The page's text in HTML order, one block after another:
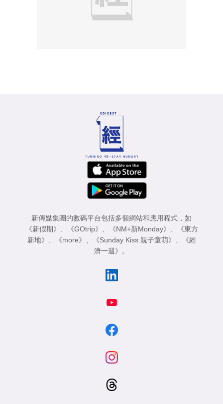
新傳媒集團的數碼平台包括多個網站和應用程式，如
《新假期》
《GOtrip》 《NM+新Monday》
《東方
新地》
《more》 《Sunday Kiss 親子童萌》
《經
濟一週》
。